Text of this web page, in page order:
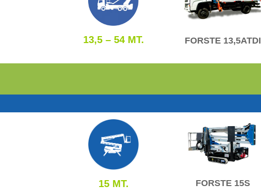
13,5 – 54 MT. FORSTE 13,5ATDI
15 MT. FORSTE 15S